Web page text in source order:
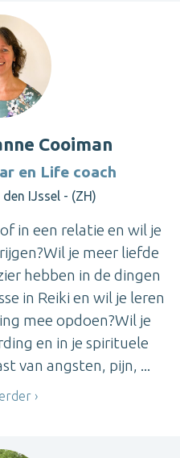
Cooiman
en Life coach
IJssel - (ZH)
in een relatie en wil je
je meer liefde
hebben in de dingen
in Reiki en wil je leren
mee opdoen?Wil je
en in je spirituele
van angsten, pijn, ...